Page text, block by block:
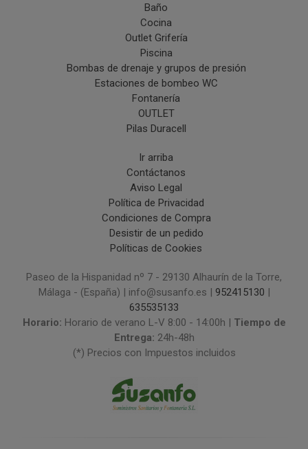
Baño
Cocina
Outlet Grifería
Piscina
Bombas de drenaje y grupos de presión
Estaciones de bombeo WC
Fontanería
OUTLET
Pilas Duracell
Ir arriba
Contáctanos
Aviso Legal
Política de Privacidad
Condiciones de Compra
Desistir de un pedido
Políticas de Cookies
Paseo de la Hispanidad nº 7 - 29130 Alhaurín de la Torre,
Málaga - (España) | info@susanfo.es | 952415130 |
635535133
Horario: Horario de verano L-V 8:00 - 14:00h | Tiempo de
Entrega: 24h-48h
(*) Precios con Impuestos incluidos